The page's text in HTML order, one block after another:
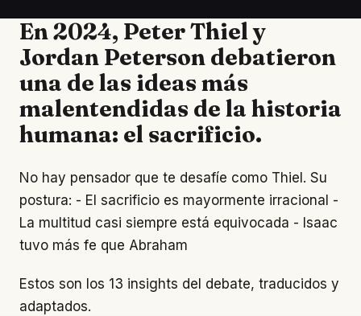
En 2024, Peter Thiel y
Jordan Peterson debatieron
una de las ideas más
malentendidas de la historia
humana: el sacrificio.
No hay pensador que te desafíe como Thiel. Su
postura: - El sacrificio es mayormente irracional -
La multitud casi siempre está equivocada - Isaac
tuvo más fe que Abraham
Estos son los 13 insights del debate, traducidos y
adaptados.